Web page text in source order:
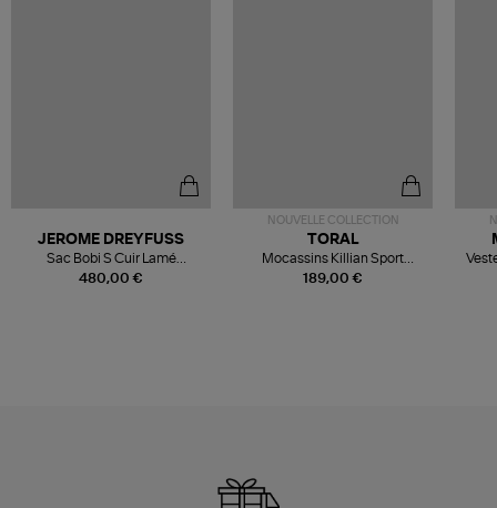
480,00 €
JEROME DREYFUSS
Sac Bobi S Cuir Lamé
Champagne
NOUVELLE COLLECTION
189,00 €
TORAL
Mocassins Killian Sport
Mousse